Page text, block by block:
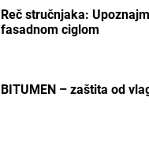
Reč stručnjaka:
fasadnom ciglom
BITUMEN – zaštita od